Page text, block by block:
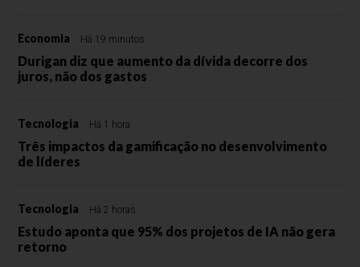
Economia Há 19 minutos
Durigan diz que aumento da dívida decorre dos
juros, não dos gastos
Tecnologia Há 1 hora
Três impactos da gamificação no desenvolvimento
de líderes
Tecnologia Há 2 horas
Estudo aponta que 95% dos projetos de IA não gera
retorno